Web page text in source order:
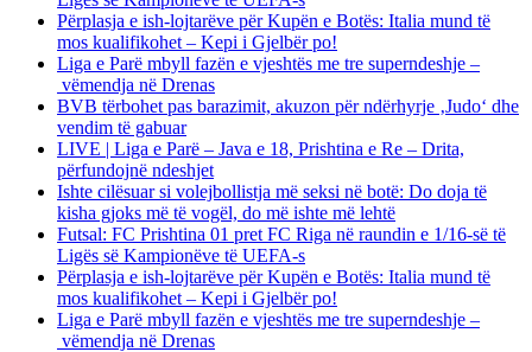
Përplasja e ish-lojtarëve për Kupën e Botës: Italia mund të
mos kualifikohet – Kepi i Gjelbër po!
Liga e Parë mbyll fazën e vjeshtës me tre superndeshje –
vëmendja në Drenas
BVB tërbohet pas barazimit, akuzon për ndërhyrje ‚Judo‘ dhe
vendim të gabuar
LIVE | Liga e Parë – Java e 18, Prishtina e Re – Drita,
përfundojnë ndeshjet
Ishte cilësuar si volejbollistja më seksi në botë: Do doja të
kisha gjoks më të vogël, do më ishte më lehtë
Futsal: FC Prishtina 01 pret FC Riga në raundin e 1/16-së të
Ligës së Kampionëve të UEFA-s
Përplasja e ish-lojtarëve për Kupën e Botës: Italia mund të
mos kualifikohet – Kepi i Gjelbër po!
Liga e Parë mbyll fazën e vjeshtës me tre superndeshje –
vëmendja në Drenas